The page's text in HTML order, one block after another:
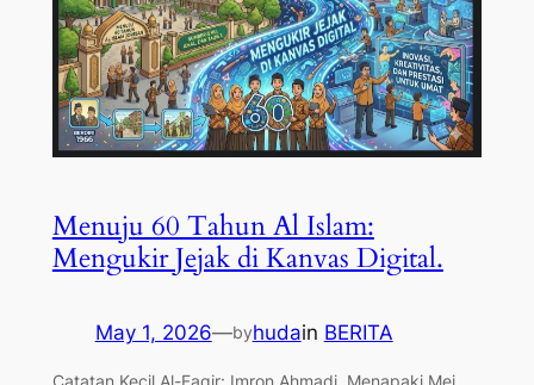
Menuju 60 Tahun Al Islam:
Mengukir Jejak di Kanvas Digital.​
May 1, 2026—byhudain BERITA
Catatan Kecil Al-Faqir: Imron Ahmadi. ​Menapaki Mei